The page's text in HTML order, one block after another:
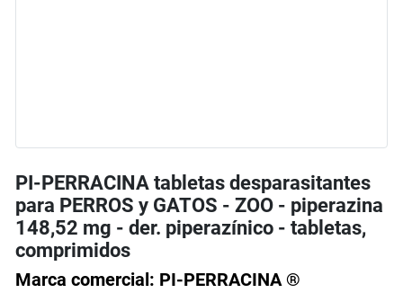
PI-PERRACINA tabletas desparasitantes
para PERROS y GATOS - ZOO - piperazina
148,52 mg - der. piperazínico - tabletas,
comprimidos
Marca comercial: PI-PERRACINA ®